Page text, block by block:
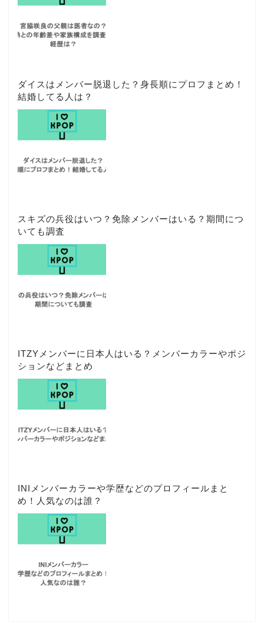
ダイスはメンバー脱退した？身長順にプロフまとめ！
結婚してる人は？
スキズの兵役はいつ？免除メンバーはいる？期間につ
いても調査
ITZYメンバーに日本人はいる？メンバーカラーやポジ
ションなどまとめ
INIメンバーカラーや学歴などのプロフィールまと
め！人気なのは誰？